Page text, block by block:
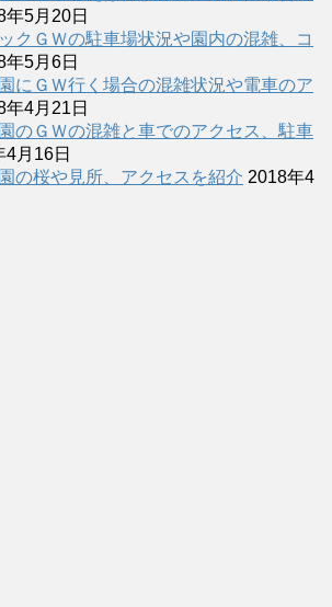
年5月20日
クＧＷの駐車場状況や園内の混雑、コ
年5月6日
にＧＷ行く場合の混雑状況や電車のア
年4月21日
のＧＷの混雑と車でのアクセス、駐車
4月16日
の桜や見所、アクセスを紹介 2018年4